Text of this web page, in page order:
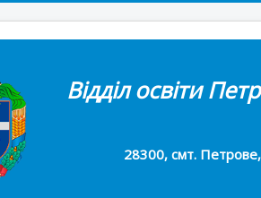
Відділ освіти
28300, смт. Петрове,